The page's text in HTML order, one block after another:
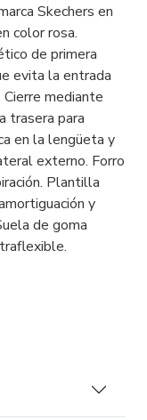
Skechers en
color rosa.
de primera
evita la entrada
mediante
trasera para
en la lengüeta y
externo. Forro
Plantilla
y
de goma